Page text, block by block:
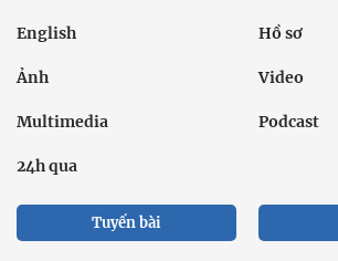
English Hồ sơ
Ảnh Video
Multimedia Podcast
24h qua
Tuyến bài